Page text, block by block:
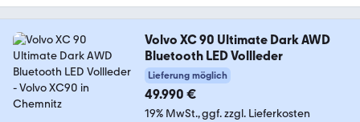
Volvo XC 90 Ultimate Dark AWD
Bluetooth LED Vollleder
Lieferung möglich
49.990 €
19% MwSt. ggf. zzgl. Lieferkosten